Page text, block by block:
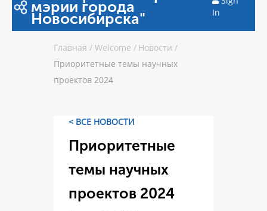
мэрии города
Новосибирска"
In
Главная / Welcome / Новости /
Приоритетные темы научных
проектов 2024
< ВСЕ НОВОСТИ
Приоритетные
темы научных
проектов 2024